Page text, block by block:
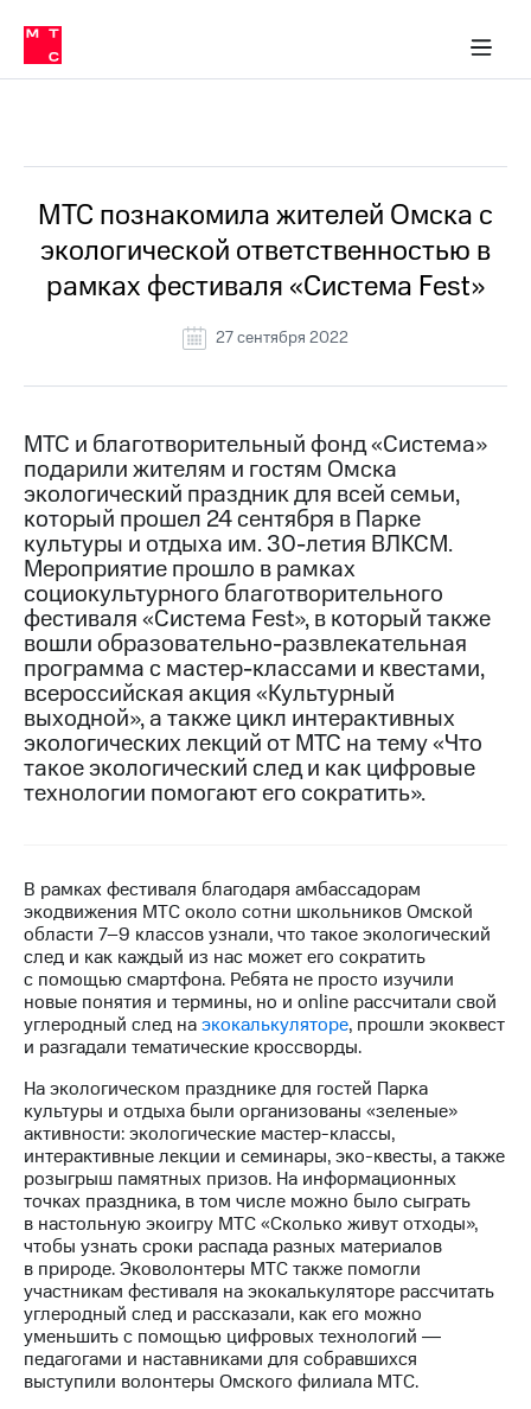
Медиа-центр
и акционерам
Устойчивое развитие
Комплаенс и деловая этика
компании
Карьера
История
компании
Правовая
информация
Пресс-
релизы
МТС
о технологиях
Достижения
Интервью
Финансовая
отчетность
Контакты
Новости
в
Корпоративное
управление
Корпоративный
секретарь
Раскрытие
информации
Информация
Документы
ПАО
"МТС"
Собрания
акционеров
Личный
кабинет
акционера
Акционерный
капитал
Контроль
и
аудит
Рынок
в МТС
Пресс-
релизы
МТС
о технологиях
МТС познакомила жителей Омска с
экологической ответственностью в
рамках фестиваля «Система Fest»
27 сентября 2022
МТС и благотворительный фонд «Система»
подарили жителям и гостям Омска
экологический праздник для всей семьи,
который прошел 24 сентября в Парке
культуры и отдыха им.30-летия ВЛКСМ.
Мероприятие прошло в рамках
социокультурного благотворительного
фестиваля «Система Fest», в который также
вошли образовательно-развлекательная
программа с мастер-классами и квестами,
всероссийская акция «Культурный
выходной», а также цикл интерактивных
экологических лекций от МТС на тему «Что
такое экологический след и как цифровые
технологии помогают его сократить».
В рамках фестиваля благодаря амбассадорам
экодвижения МТС около сотни школьников Омской
области 7–9 классов узнали, что такое экологический
след и как каждый из нас может его сократить
с помощью смартфона. Ребята не просто изучили
новые понятия и термины, но и online рассчитали свой
углеродный след наэкокалькуляторе, прошли экоквест
и разгадали тематические кроссворды.
На экологическом празднике для гостей Парка
культуры и отдыха были организованы «зеленые»
активности: экологические мастер-классы,
интерактивные лекции и семинары, эко-квесты, а также
розыгрыш памятных призов. На информационных
точках праздника, в том числе можно было сыграть
в настольную экоигру МТС «Сколько живут отходы»,
чтобы узнать сроки распада разных материалов
в природе. Эковолонтеры МТС также помогли
участникам фестиваля на экокалькуляторе рассчитать
углеродный след и рассказали, как его можно
уменьшить с помощью цифровых технологий ―
педагогами и наставниками для собравшихся
выступили волонтеры Омского филиала МТС.